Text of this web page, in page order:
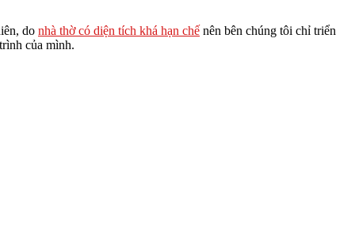
do nhà thờ có diện tích khá hạn chế nên bên chúng tôi chỉ triển
của mình.